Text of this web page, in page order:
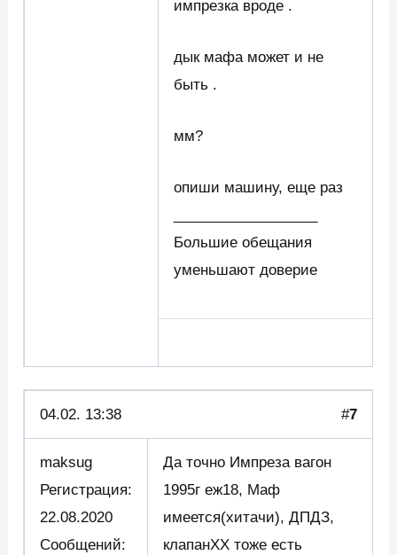
импрезка вроде .
дык мафа может и не
быть .
мм?
опиши машину, еще раз
Большие обещания
уменьшают доверие
04.02. 13:38 #7
maksug
Регистрация:
22.08.2020
Сообщений:
Да точно Импреза вагон
1995г еж18, Маф
имеется(хитачи), ДПДЗ,
клапанХХ тоже есть